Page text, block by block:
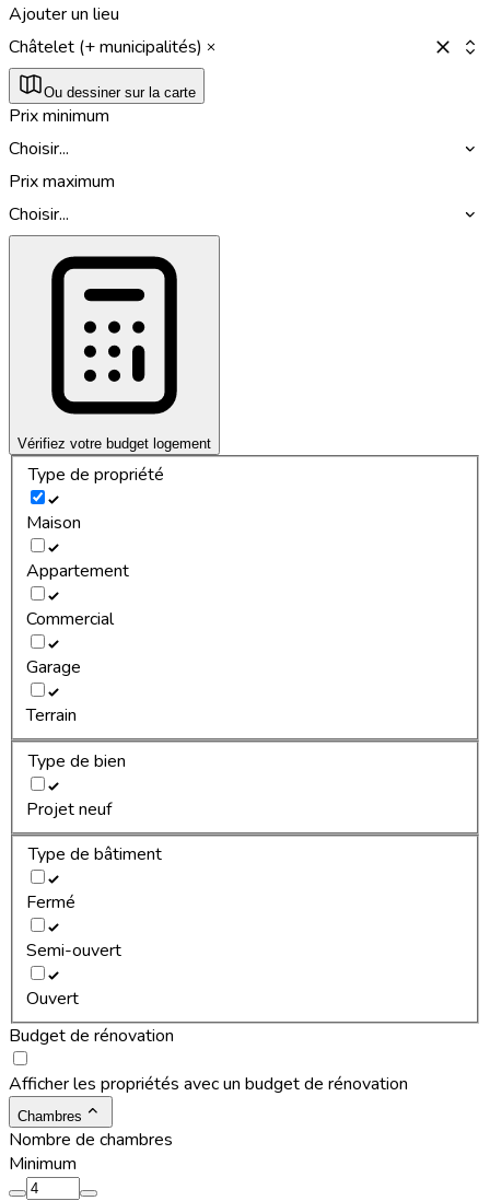
Ajouter un lieu
Châtelet (+ municipalités)
Ou dessiner sur la carte
Prix minimum
Choisir...
Prix maximum
Choisir...
Vérifiez votre budget logement
Type de propriété
Maison
Appartement
Commercial
Garage
Terrain
Type de bien
Projet neuf
Type de bâtiment
Fermé
Semi-ouvert
Ouvert
Budget de rénovation
Afficher les propriétés avec un budget de rénovation
Chambres
Nombre de chambres
Minimum